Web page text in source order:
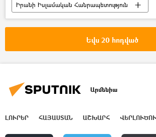
Իրանի Իսլամական Հանրապետություն
Իսրայել
Պաղեստին
Միավորված ազգերի կազմակերպություն (ՄԱԿ)
Պատերազմ
Գազայի հատված
Եվս 20 հոդված
Արմենիա
ԼՈՒՐԵՐ ՀԱՅԱՍՏԱՆ ԱՇԽԱՐՀ